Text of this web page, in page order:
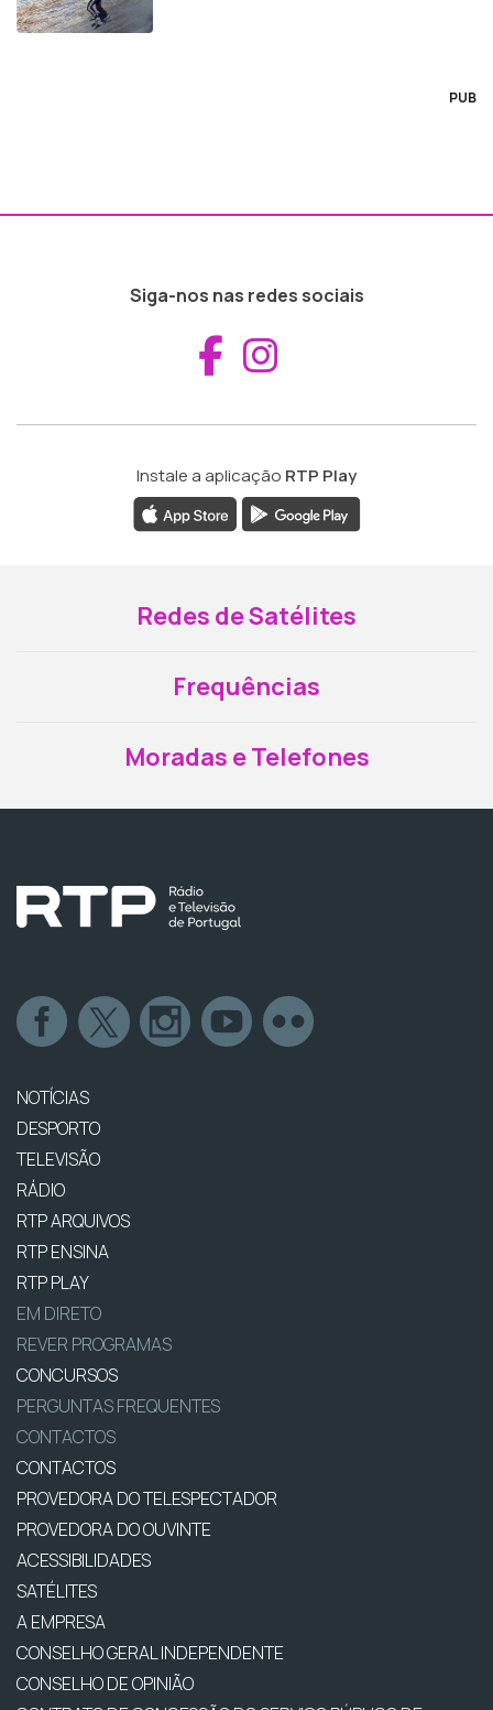
PUB
Siga-nos nas redes sociais
Aceder ao
Instale a aplicação RTP Play
Redes de Satélites
Frequências
Moradas e Telefones
NOTÍCIAS
DESPORTO
TELEVISÃO
RÁDIO
RTP ARQUIVOS
RTP ENSINA
RTP PLAY
EM DIRETO
REVER PROGRAMAS
CONCURSOS
PERGUNTAS FREQUENTES
CONTACTOS
CONTACTOS
PROVEDORA DO TELESPECTADOR
PROVEDORA DO OUVINTE
ACESSIBILIDADES
SATÉLITES
A EMPRESA
CONSELHO GERAL INDEPENDENTE
CONSELHO DE OPINIÃO